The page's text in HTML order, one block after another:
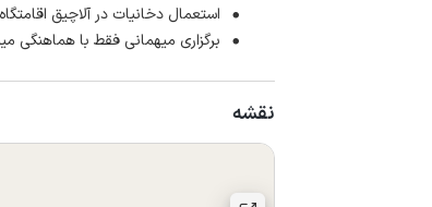
استعمال دخانیات در آلاچیق
برگزاری میهمانی فقط با هماهنگی
نقشه